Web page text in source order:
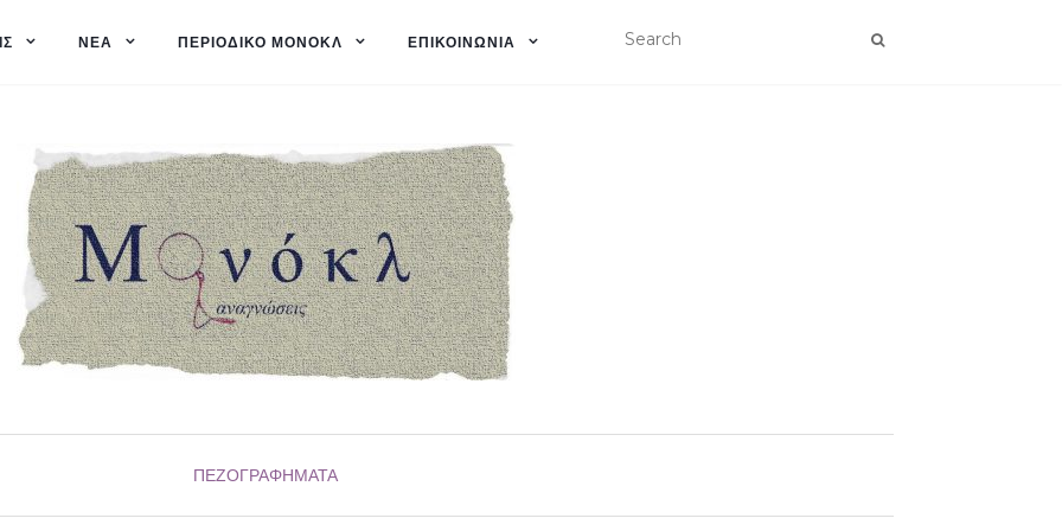
ΝΈΑ ΠΕΡΙΟΔΙΚΌ ΜΟΝΌΚΛ ΕΠΙΚΟΙΝΩΝΊΑ
ΠΕΖΟΓΡΑΦΉΜΑΤΑ